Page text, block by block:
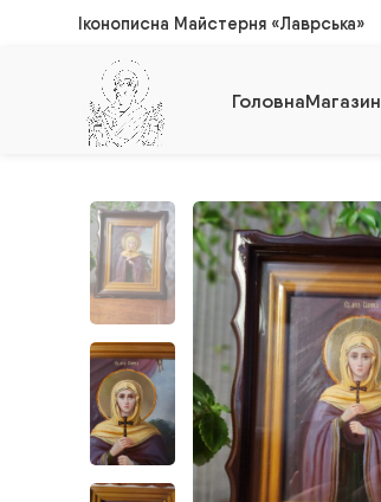
Іконописна Майстерня «Лаврська»
ГоловнаМагазин